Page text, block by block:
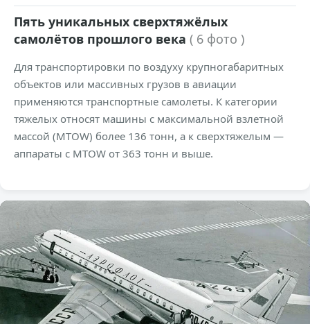
Пять уникальных сверхтяжёлых
самолётов прошлого века ( 6 фото )
Для транспортировки по воздуху крупногабаритных
объектов или массивных грузов в авиации
применяются транспортные самолеты. К категории
тяжелых относят машины с максимальной взлетной
массой (MTOW) более 136 тонн, а к сверхтяжелым —
аппараты с MTOW от 363 тонн и выше.